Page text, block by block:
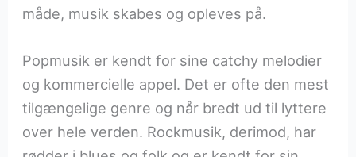
måde, musik skabes og opleves på.
Popmusik er kendt for sine catchy melodier
og kommercielle appel. Det er ofte den mest
tilgængelige genre og når bredt ud til lyttere
over hele verden. Rockmusik, derimod, har